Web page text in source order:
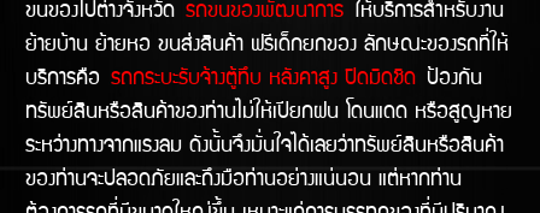
ขนของไปต่างจังหวัด รถขนของพัฒนาการ ให้บริการสำหรับงาน
ย้ายบ้าน ย้ายหอ ขนส่งสินค้า ฟรีเด็กยกของ ลักษณะของรถที่ให้
บริการคือ รถกระบะรับจ้างตู้ทึบ หลังคาสูง ปิดมิดชิด ป้องกัน
ทรัพย์สินหรือสินค้าของท่านไม่ให้เปียกฝน โดนแดด หรือสูญหาย
ระหว่างทางจากแรงลม ดังนั้นจึงมั่นใจได้เลยว่าทรัพย์สินหรือสินค้า
ของท่านจะปลอดภัยและถึงมือท่านอย่างแน่นอน แต่หากท่าน